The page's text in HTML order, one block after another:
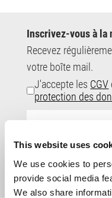
This website uses
We use cookies to
provide social media
We also share
Inscrivez-vous à la
Recevez
votre boîte mail.
J'accepte les CGV
protection des